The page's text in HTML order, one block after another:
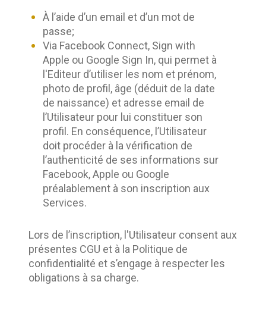
À l’aide d’un email et d’un mot de
passe;
Via Facebook Connect, Sign with
Apple ou Google Sign In, qui permet à
l'Editeur d’utiliser les nom et prénom,
photo de profil, âge (déduit de la date
de naissance) et adresse email de
l’Utilisateur pour lui constituer son
profil. En conséquence, l’Utilisateur
doit procéder à la vérification de
l’authenticité de ses informations sur
Facebook, Apple ou Google
préalablement à son inscription aux
Services.
Lors de l’inscription, l'Utilisateur consent aux
présentes CGU et à la Politique de
confidentialité et s’engage à respecter les
obligations à sa charge.